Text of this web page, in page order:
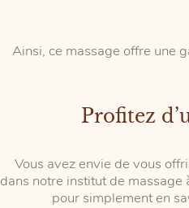
Ainsi, ce massage offre une
Profitez
Vous avez envie de vous
dans notre institut de massage
pour simplement en